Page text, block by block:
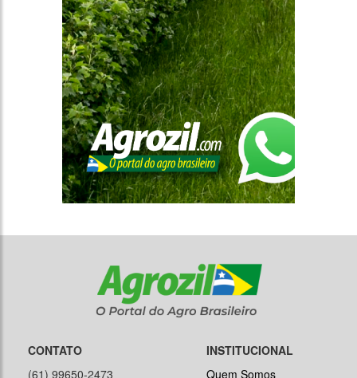
CONTATO
(61) 99650-2473
INSTITUCIONAL
Quem Somos